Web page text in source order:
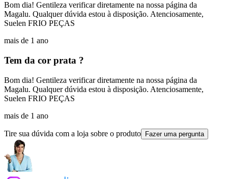
Bom dia! Gentileza verificar diretamente na nossa página da
Magalu. Qualquer dúvida estou à disposição. Atenciosamente,
Suelen FRIO PEÇAS
mais de 1 ano
Tem da cor prata ?
Bom dia! Gentileza verificar diretamente na nossa página da
Magalu. Qualquer dúvida estou à disposição. Atenciosamente,
Suelen FRIO PEÇAS
mais de 1 ano
Tire sua dúvida com a loja sobre o produto Fazer uma pergunta